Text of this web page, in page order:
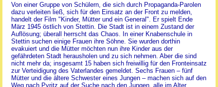
Von einer Gruppe von Schülern, die sich durch Propaganda-Parolen
dazu verleiten ließ, sich für den Einsatz an der Front zu melden,
handelt der Film "Kinder, Mütter und ein General". Er spielt Ende
März 1945 östlich von Stettin. Die Stadt ist in einem Zustand der
Auflösung; überall herrscht das Chaos. In einer Knabenschule in
Stettin suchen einige Frauen ihre Söhne. Sie wurden dorthin
evakuiert und die Mütter möchten nun ihre Kinder aus der
gefährdeten Stadt herausholen und zu sich nehmen. Aber die sind
nicht mehr da; insgesamt 15 haben sich freiwillig für den Fronteinsatz
zur Verteidigung des Vaterlandes gemeldet. Sechs Frauen – fünf
Mütter und die ältere Schwester eines Jungen – machen sich auf den
Weg nach Pyritz auf der Suche nach den Jungen, alle im Alter